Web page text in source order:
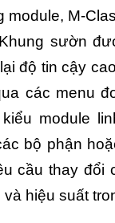
module, M-
sườn
độ tin cậy
các menu
module
bộ phận
cầu thay đổi
hiệu suất